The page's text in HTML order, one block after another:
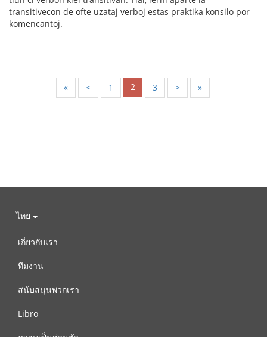
transitivecon de ofte uzataj verboj estas praktika konsilo por
komencantoj.
« < 1 2 3 > »
ไทย
เกี่ยวกับเรา
ทีมงาน
สนับสนุนพวกเรา
Libro